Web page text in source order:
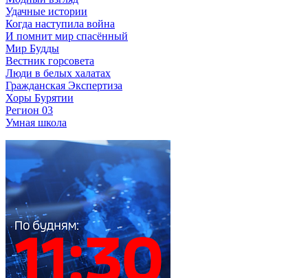
Удачные истории
Когда наступила война
И помнит мир спасённый
Мир Будды
Вестник горсовета
Люди в белых халатах
Гражданская Экспертиза
Хоры Бурятии
Регион 03
Умная школа